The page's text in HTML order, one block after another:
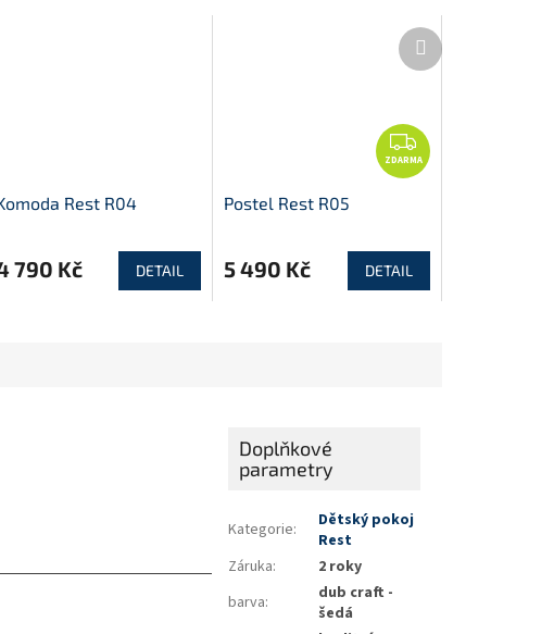
Rest R04
790 Kč DETAIL
Z
D
M
ZDARMA
Postel Rest R05
5 490 Kč DETAIL
Další
produkt
Doplňkové
parametry
Kategorie:
Dětský pokoj
Rest
Záruka:
2 roky
barva:
dub craft -
šedá